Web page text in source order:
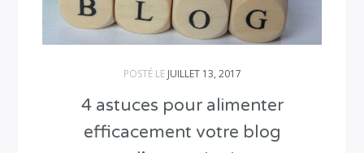
POSTÉ LE JUILLET 13, 2017
4 astuces pour alimenter
efficacement votre blog